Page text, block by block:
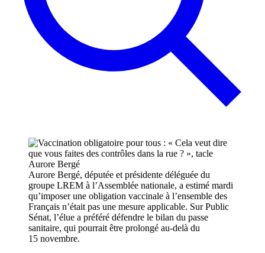
Aurore Bergé, députée et présidente déléguée du
groupe LREM à l’Assemblée nationale, a estimé mardi
qu’imposer une obligation vaccinale à l’ensemble des
Français n’était pas une mesure applicable. Sur Public
Sénat, l’élue a préféré défendre le bilan du passe
sanitaire, qui pourrait être prolongé au-delà du
15 novembre.